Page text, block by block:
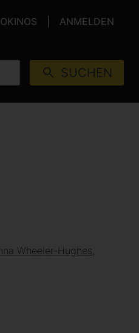
ANMELDEN
SUCHEN
Wheeler-Hughes